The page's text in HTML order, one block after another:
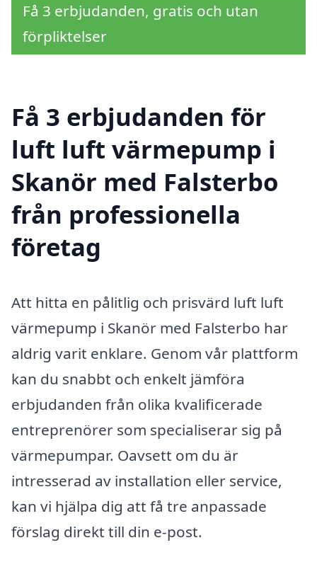
Få 3 erbjudanden, gratis och utan
förpliktelser
Få 3 erbjudanden för
luft luft värmepump i
Skanör med Falsterbo
från professionella
företag
Att hitta en pålitlig och prisvärd luft luft
värmepump i Skanör med Falsterbo har
aldrig varit enklare. Genom vår plattform
kan du snabbt och enkelt jämföra
erbjudanden från olika kvalificerade
entreprenörer som specialiserar sig på
värmepumpar. Oavsett om du är
intresserad av installation eller service,
kan vi hjälpa dig att få tre anpassade
förslag direkt till din e-post.